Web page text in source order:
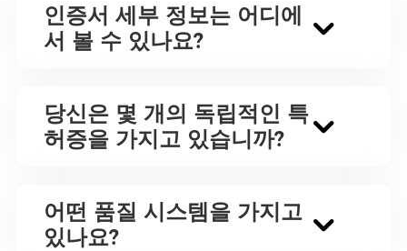
인증서 세부 정보는 어디에
서 볼 수 있나요?
당신은 몇 개의 독립적인 특
허증을 가지고 있습니까?
어떤 품질 시스템을 가지고
있나요?